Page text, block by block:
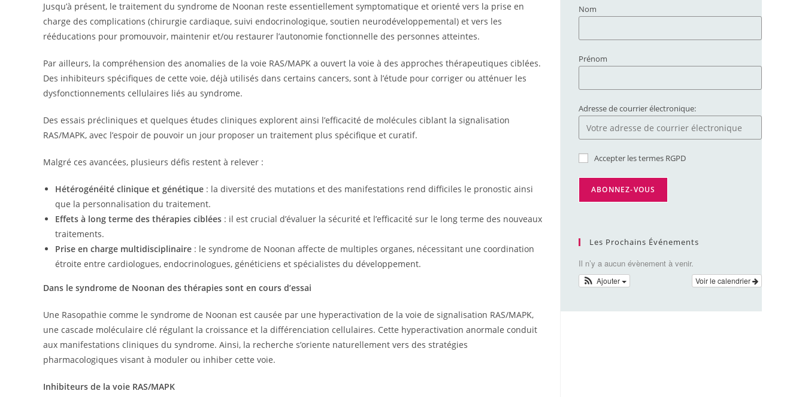
Jusqu’à présent, le traitement du syndrome de Noonan reste essentiellement symptomatique et orienté vers la prise en
charge des complications (chirurgie cardiaque, suivi endocrinologique, soutien neurodéveloppemental) et vers les
rééducations pour promouvoir, maintenir et/ou restaurer l’autonomie fonctionnelle des personnes atteintes.
Par ailleurs, la compréhension des anomalies de la voie RAS/MAPK a ouvert la voie à des approches thérapeutiques ciblées.
Des inhibiteurs spécifiques de cette voie, déjà utilisés dans certains cancers, sont à l’étude pour corriger ou atténuer les
dysfonctionnements cellulaires liés au syndrome.
Des essais précliniques et quelques études cliniques explorent ainsi l’efficacité de molécules ciblant la signalisation
RAS/MAPK, avec l’espoir de pouvoir un jour proposer un traitement plus spécifique et curatif.
Malgré ces avancées, plusieurs défis restent à relever :
Hétérogénéité clinique et génétique : la diversité des mutations et des manifestations rend difficiles le pronostic ainsi
que la personnalisation du traitement.
Effets à long terme des thérapies ciblées : il est crucial d’évaluer la sécurité et l’efficacité sur le long terme des nouveaux
traitements.
Prise en charge multidisciplinaire : le syndrome de Noonan affecte de multiples organes, nécessitant une coordination
étroite entre cardiologues, endocrinologues, généticiens et spécialistes du développement.
Dans le syndrome de Noonan des thérapies sont en cours d’essai
Une Rasopathie comme le syndrome de Noonan est causée par une hyperactivation de la voie de signalisation RAS/MAPK,
une cascade moléculaire clé régulant la croissance et la différenciation cellulaires. Cette hyperactivation anormale conduit
aux manifestations cliniques du syndrome. Ainsi, la recherche s’oriente naturellement vers des stratégies
pharmacologiques visant à moduler ou inhiber cette voie.
Inhibiteurs de la voie RAS/MAPK
Nom
Prénom
Adresse de courrier électronique:
Accepter les termes RGPD
Les Prochains Événements
Il n’y a aucun évènement à venir.
Voir le calendrier
Ajouter